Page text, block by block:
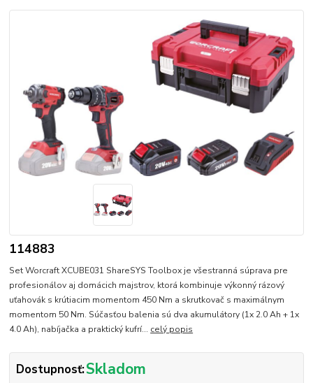
114883
Set Worcraft XCUBE031 ShareSYS Toolbox je všestranná súprava pre
profesionálov aj domácich majstrov, ktorá kombinuje výkonný rázový
uťahovák s krútiacim momentom 450 Nm a skrutkovač s maximálnym
momentom 50 Nm. Súčasťou balenia sú dva akumulátory (1x 2.0 Ah + 1x
4.0 Ah), nabíjačka a praktický kufrí... celý popis
Dostupnosť:Skladom